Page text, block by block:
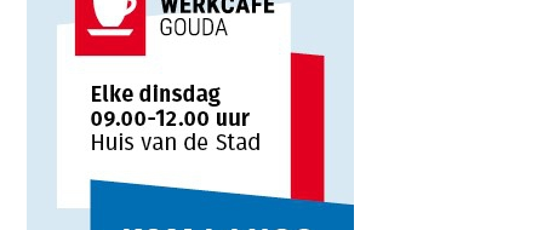
iedere do. KOOPAVOND
in de binnenstad, tot 21u00.
iedere za. WARENMARKT GOUDA-
CENTRUM
Markt, 8u30-17u00.
Iedere za. STADSLICHT OP DE MARKT
van 20-20u30.Erasmus
Woerden vanaf de toren door de kunstenaars van de Kunstkring
vastgelegd.
over Woerden en omgeving. Bij mooi weer is de Domtoren van
Utrecht en het hoofdkantoor van de Rabobank te zien! Ook lukt
het soms om bij heel helder weer een glimp van Amsterdam en
De kosten voor de torenrondleiding zijn € 2,00 per persoon voor